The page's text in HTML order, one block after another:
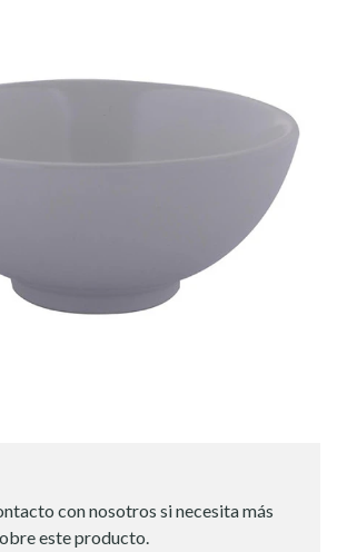
con nosotros si necesita más
este producto.